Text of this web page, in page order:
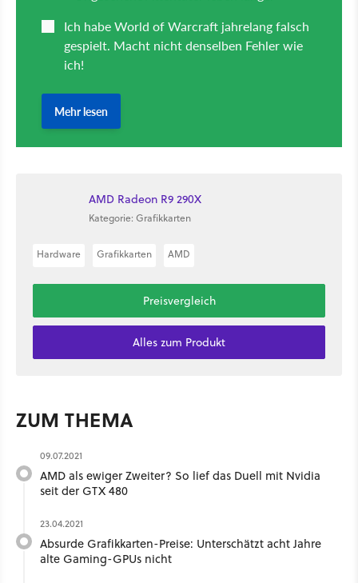
AMD Radeon R9 290X
Kategorie: Grafikkarten
Hardware Grafikkarten AMD
Preisvergleich
Alles zum Produkt
ZUM THEMA
09.07.2021
AMD als ewiger Zweiter? So lief das Duell mit Nvidia
seit der GTX 480
23.04.2021
Absurde Grafikkarten-Preise: Unterschätzt acht Jahre
alte Gaming-GPUs nicht